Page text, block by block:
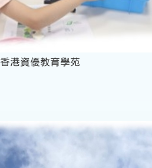
香港資優教育學苑